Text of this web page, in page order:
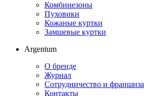
Комбинезоны
Пуховики
Кожаные куртки
Замшевые куртки
Argentum
О бренде
Журнал
Сотрудничество и франшиза
Контакты